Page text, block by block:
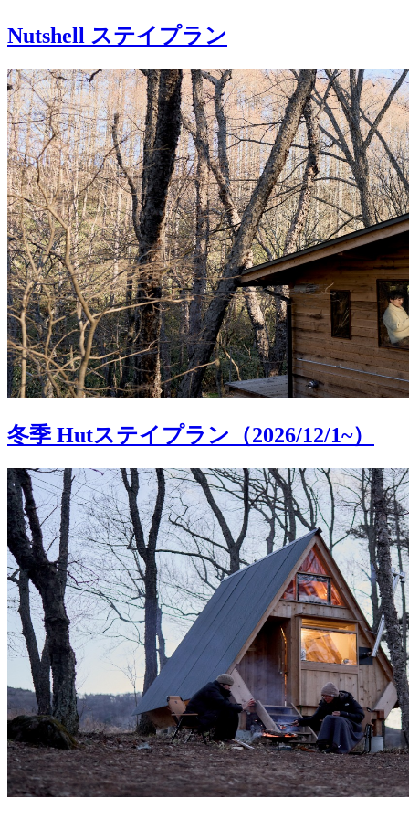
Nutshell ステイプラン
冬季 Hutステイプラン（2026/12/1~）